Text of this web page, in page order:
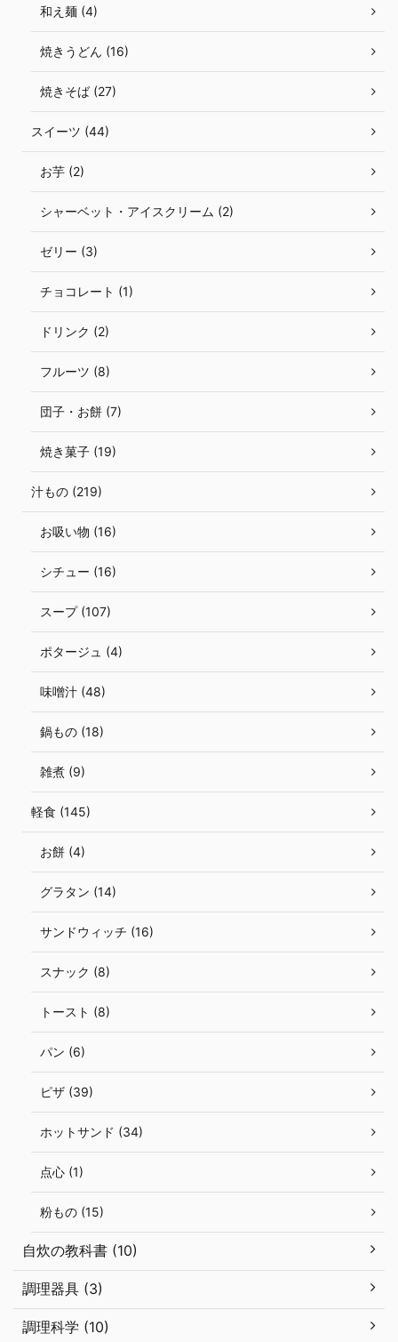
和え麺 (4)
焼きうどん (16)
焼きそば (27)
スイーツ (44)
お芋 (2)
シャーベット・アイスクリーム (2)
ゼリー (3)
チョコレート (1)
ドリンク (2)
フルーツ (8)
団子・お餅 (7)
焼き菓子 (19)
汁もの (219)
お吸い物 (16)
シチュー (16)
スープ (107)
ポタージュ (4)
味噌汁 (48)
鍋もの (18)
雑煮 (9)
軽食 (145)
お餅 (4)
グラタン (14)
サンドウィッチ (16)
スナック (8)
トースト (8)
パン (6)
ピザ (39)
ホットサンド (34)
点心 (1)
粉もの (15)
自炊の教科書 (10)
調理器具 (3)
調理科学 (10)